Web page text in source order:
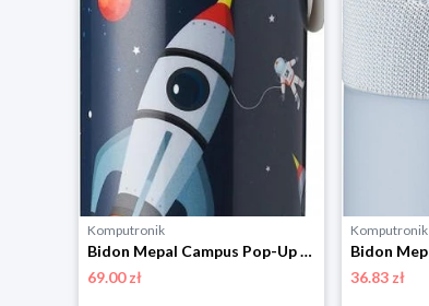
Komputronik
Bidon Mepal Campus Pop-Up Space 400ml 107410065389
69.00 zł
Komputronik
36.83 zł